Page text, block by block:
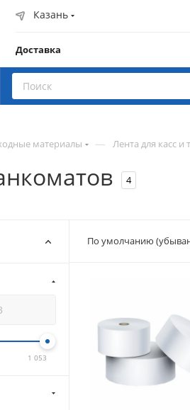
Казань
Доставка
материалы — Лента для касс и
4
По умолчанию
1 053